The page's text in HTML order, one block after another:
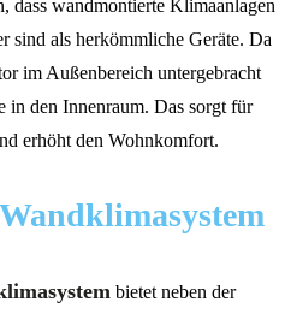
dass wandmontierte Klimaanlagen
sind als herkömmliche Geräte. Da
im Außenbereich untergebracht
in den Innenraum. Das sorgt für
erhöht den Wohnkomfort.
bietet neben der